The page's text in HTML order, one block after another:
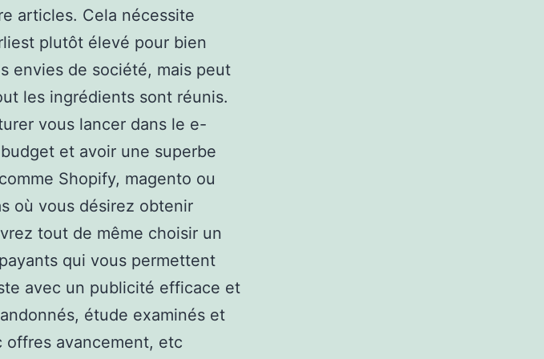
articles. Cela nécessite
plutôt élevé pour bien
envies de société, mais peut
les ingrédients sont réunis.
vous lancer dans le e-
et avoir une superbe
Shopify, magento ou
où vous désirez obtenir
tout de même choisir un
qui vous permettent
avec un publicité efficace et
étude examinés et
offres avancement, etc